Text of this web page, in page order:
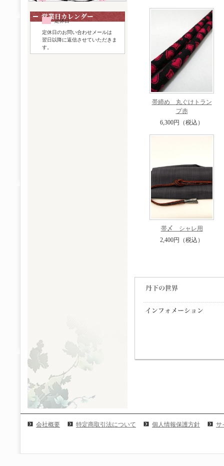
帯締め 丸ぐけトラン
プ赤
6,300円（税込）
帯〆 シャレ用
2,400円（税込）
定休日
定休日のお問い合わせメールは
翌日以降に返信させていただきま
す。
会社概要 特定商取引法について 個人情報保護方針 サ